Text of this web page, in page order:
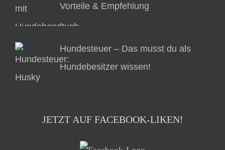
Vorteile & Empfehlung
Hundesteuer – Das musst du als
Hundebesitzer wissen!
JETZT AUF FACEBOOK-LIKEN!